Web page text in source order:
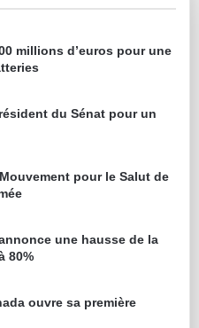
millions d’euros pour une
du Sénat pour un
pour le Salut de
une hausse de la
80%
ouvre sa première